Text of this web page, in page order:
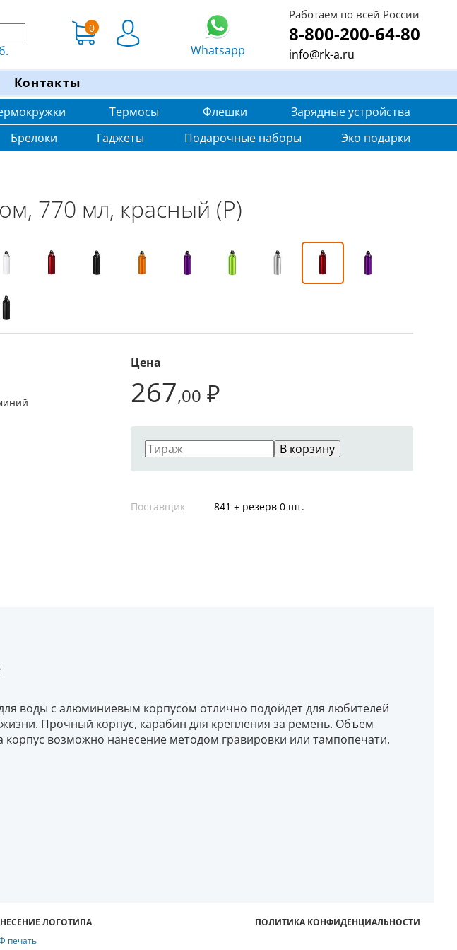
0
Whatsapp
Работаем по всей России
8-800-200-64-80
info@rk-a.ru
Контакты
Термосы Флешки
Зарядные устройства
Брелоки Гаджеты Подарочные наборы Эко подарки
770 мл, красный (Р)
Цена
267,00 ₽
В корзину
Поставщик 841 + резерв 0 шт.
воды с алюминиевым корпусом отлично подойдет для любителей
Прочный корпус, карабин для крепления за ремень. Объем
корпус возможно нанесение методом гравировки или тампопечати.
ЛОГОТИПА
печать
ПОЛИТИКА КОНФИДЕНЦИАЛЬНОСТИ